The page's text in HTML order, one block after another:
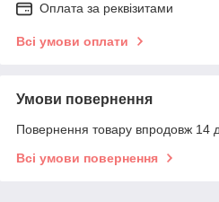
Оплата за реквізитами
Всі умови оплати
Умови повернення
Повернення товару впродовж 14
Всі умови повернення